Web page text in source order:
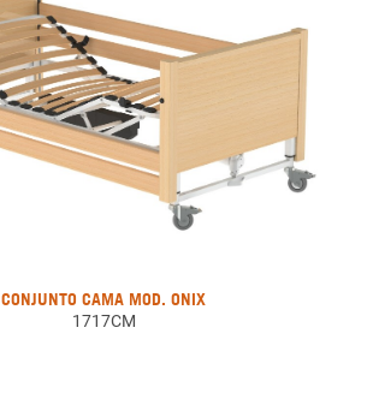
CONJUNTO CAMA MOD. ONIX
1717CM